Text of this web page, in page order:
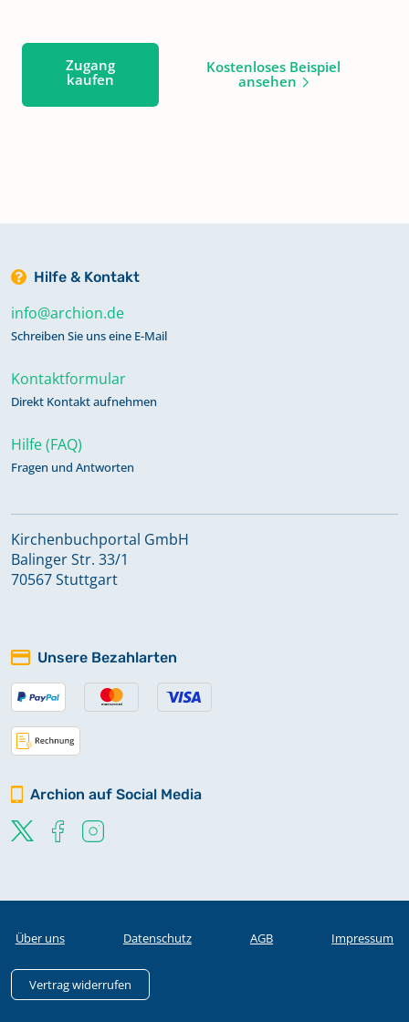
Zugang
kaufen
Kostenloses Beispiel
ansehen
Hilfe & Kontakt
info@archion.de
Schreiben Sie uns eine E-Mail
Kontaktformular
Direkt Kontakt aufnehmen
Hilfe (FAQ)
Fragen und Antworten
Kirchenbuchportal GmbH
Balinger Str. 33/1
70567 Stuttgart
Unsere Bezahlarten
Archion auf Social Media
Über uns Datenschutz AGB Impressum
Vertrag widerrufen